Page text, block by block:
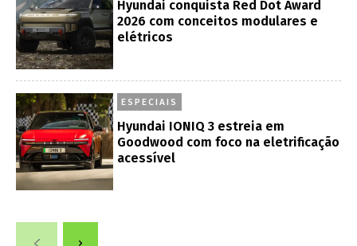
Hyundai conquista Red Dot Award
2026 com conceitos modulares e
elétricos
ESPECIAIS
Hyundai IONIQ 3 estreia em
Goodwood com foco na eletrificação
acessível